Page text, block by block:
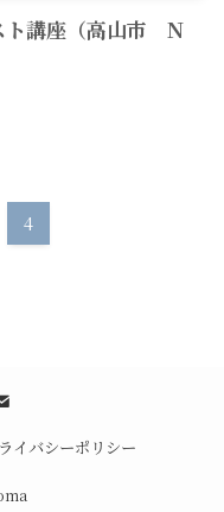
ト講座（高山市 N
4
イバシーポリシー